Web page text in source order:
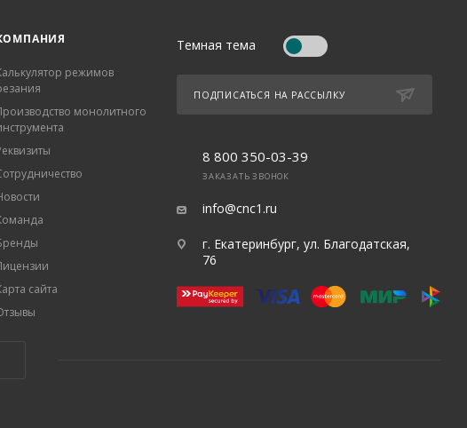
режимов
монолитного
сайта
Темная тема
ПОДПИСАТЬСЯ НА РАССЫЛКУ
8 800 350-03-39
ЗАКАЗАТЬ ЗВОНОК
info@cnc1.ru
г. Екатеринбург, ул. Благодатская,
76